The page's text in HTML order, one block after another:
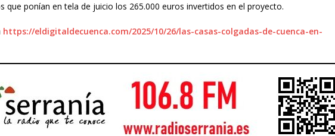
que ponían en tela de juicio los 265.000 euros invertidos en el proyecto.
https://eldigitaldecuenca.com/2025/10/26/las-casas-colgadas-de-cuenca-en-